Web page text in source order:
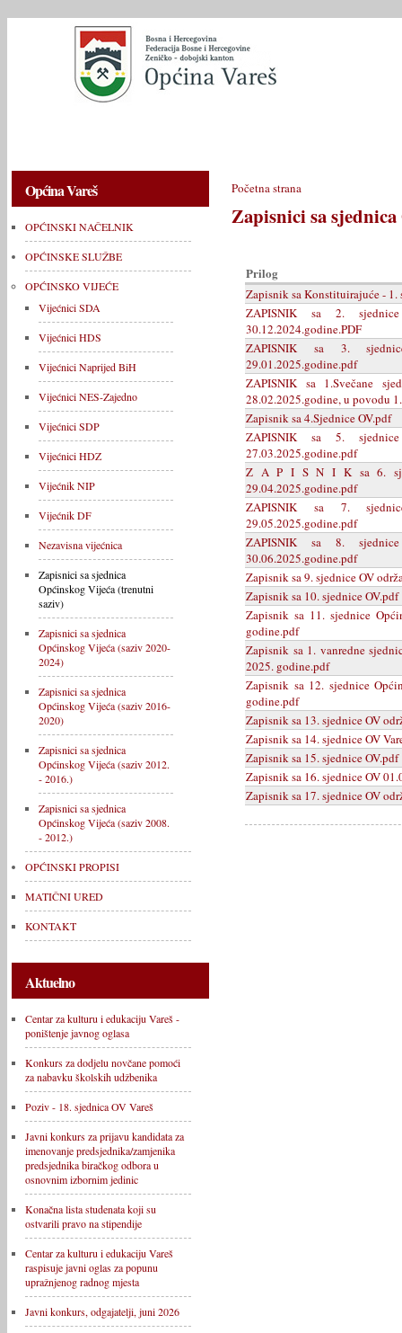
Općina Vareš
OPĆINSKI NAČELNIK
OPĆINSKE SLUŽBE
OPĆINSKO VIJEĆE
Vijećnici SDA
Vijećnici HDS
Vijećnici Naprijed BiH
Vijećnici NES-Zajedno
Vijećnici SDP
Vijećnici HDZ
Vijećnik NIP
Vijećnik DF
Nezavisna vijećnica
Zapisnici sa sjednica
Općinskog Vijeća (trenutni
saziv)
Zapisnici sa sjednica
Općinskog Vijeća (saziv 2020-
2024)
Zapisnici sa sjednica
Općinskog Vijeća (saziv 2016-
2020)
Zapisnici sa sjednica
Općinskog Vijeća (saziv 2012.
- 2016.)
Zapisnici sa sjednica
Općinskog Vijeća (saziv 2008.
- 2012.)
OPĆINSKI PROPISI
MATIČNI URED
KONTAKT
Aktuelno
Centar za kulturu i edukaciju Vareš -
poništenje javnog oglasa
Konkurs za dodjelu novčane pomoći
za nabavku školskih udžbenika
Poziv - 18. sjednica OV Vareš
Javni konkurs za prijavu kandidata za
imenovanje predsjednika/zamjenika
predsjednika biračkog odbora u
osnovnim izbornim jedinic
Konačna lista studenata koji su
ostvarili pravo na stipendije
Centar za kulturu i edukaciju Vareš
raspisuje javni oglas za popunu
upražnjenog radnog mjesta
Javni konkurs, odgajatelji, juni 2026
Početna strana
Zapisnici sa
Prilog
Zapisnik sa Konstituirajuće -
ZAPISNIK sa 2.
30.12.2024.godine.PDF
ZAPISNIK sa 3.
29.01.2025.godine.pdf
ZAPISNIK sa 1.Svečane
28.02.2025.godine, u povodu
Zapisnik sa 4.Sjednice OV.pdf
ZAPISNIK sa 5.
27.03.2025.godine.pdf
Z A P I S N I K sa 6.
29.04.2025.godine.pdf
ZAPISNIK sa 7.
29.05.2025.godine.pdf
ZAPISNIK sa 8.
30.06.2025.godine.pdf
Zapisnik sa 9. sjednice OV
Zapisnik sa 10. sjednice OV.pdf
Zapisnik sa 11. sjednice
godine.pdf
Zapisnik sa 1. vanredne
2025. godine.pdf
Zapisnik sa 12. sjednice
godine.pdf
Zapisnik sa 13. sjednice OV
Zapisnik sa 14. sjednice OV
Zapisnik sa 15. sjednice OV.pdf
Zapisnik sa 16. sjednice OV
Zapisnik sa 17. sjednice OV